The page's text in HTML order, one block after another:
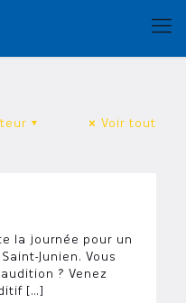
Voir tout
la journée pour un
Junien. Vous
? Venez
[…]